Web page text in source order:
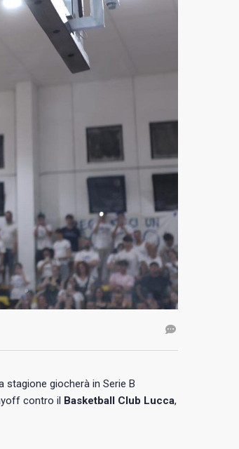
stagione giocherà in Serie B
contro il Basketball Club Lucca,